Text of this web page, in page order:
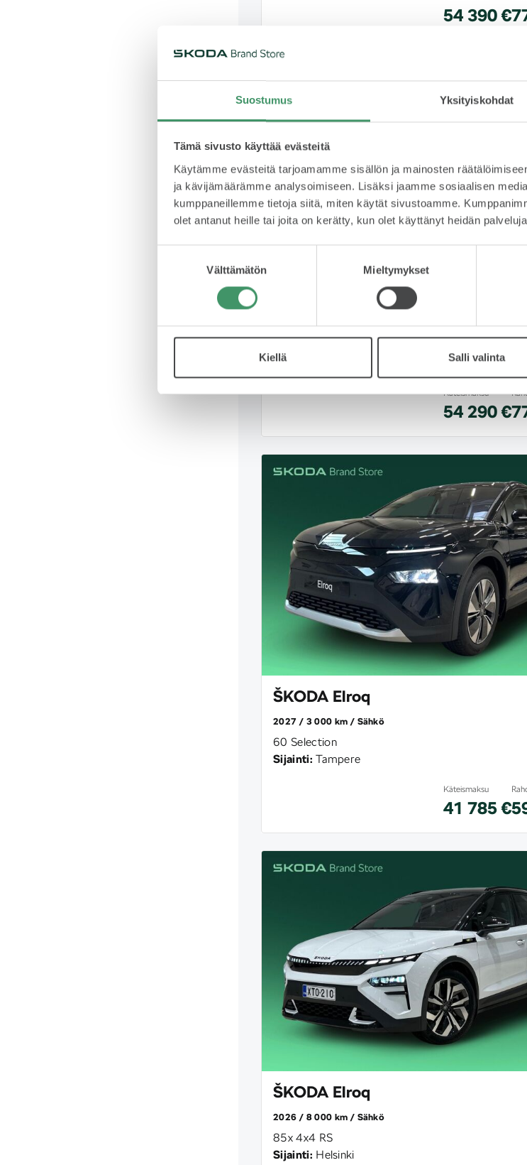
Suostumus Yksityiskohdat
Tämä sivusto käyttää evästeitä
Käytämme evästeitä tarjoamamme sisällön ja mainosten
ja kävijämäärämme analysoimiseen. Lisäksi jaamme sosiaalisen
kumppaneillemme tietoja siitä, miten käytät sivustoamme.
olet antanut heille tai joita on kerätty, kun olet käyttänyt heidän
Välttämätön Mieltymykset
Kiellä Salli valinta
54 390 €
2026 0 km Sähkö
Sijainti:
Käteismaksu
54 290 €
ŠKODA Elroq
2027 3 000 km Sähkö
60 Selection
Sijainti: Tampere
Käteismaksu
41 785 €
ŠKODA Elroq
2026 8 000 km Sähkö
85x 4x4 RS
Sijainti: Helsinki